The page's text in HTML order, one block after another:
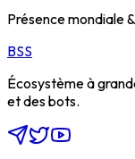
Présence mondiale
BSS
Écosystème à
et des bots.